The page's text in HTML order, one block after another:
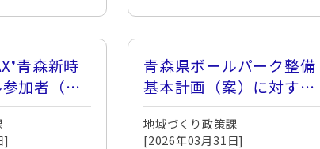
青森新時
加者（第
！
]
青森県ボールパーク整備
基本計画（案）に対する
意見募集結果について
地域づくり政策課
[2026年03月31日]